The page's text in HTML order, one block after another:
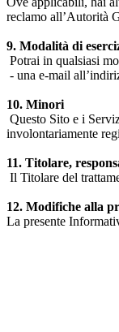
reclamo all’Autorità
9. Modalità di
Potrai in qualsiasi
- una e-mail
10. Minori
Questo Sito e i
involontariamente
11. Titolare,
Il Titolare del
12. Modifiche alla
La presente